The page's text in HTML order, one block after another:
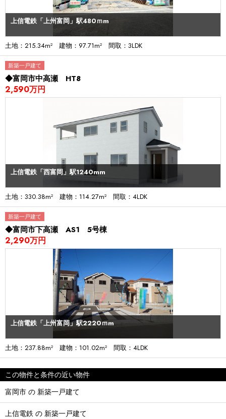
上信電鉄「上州富岡」駅480ｍm
土地：215.34m² 建物：97.71m² 間取：3LDK
新築一戸建て
◆富岡市中高瀬 HT8
2,590万円
上信電鉄「西富岡」駅1240mm
土地：330.38m² 建物：114.27m² 間取：4LDK
新築一戸建て
◆富岡市下高瀬 AS1 5号棟
2,290万円
上信電鉄「上州富岡」駅2220ｍm
土地：237.88m² 建物：101.02m² 間取：4LDK
この物件と条件の近い物件
富岡市 の 新築一戸建て
上信電鉄 の 新築一戸建て